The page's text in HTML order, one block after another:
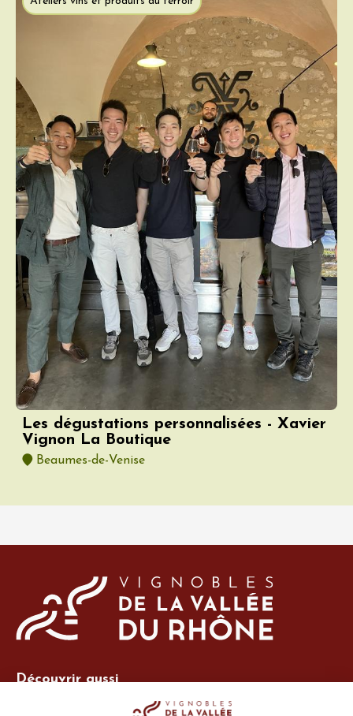
Les dégustations personnalisées - Xavier
Vignon La Boutique
Beaumes-de-Venise
Découvrir aussi